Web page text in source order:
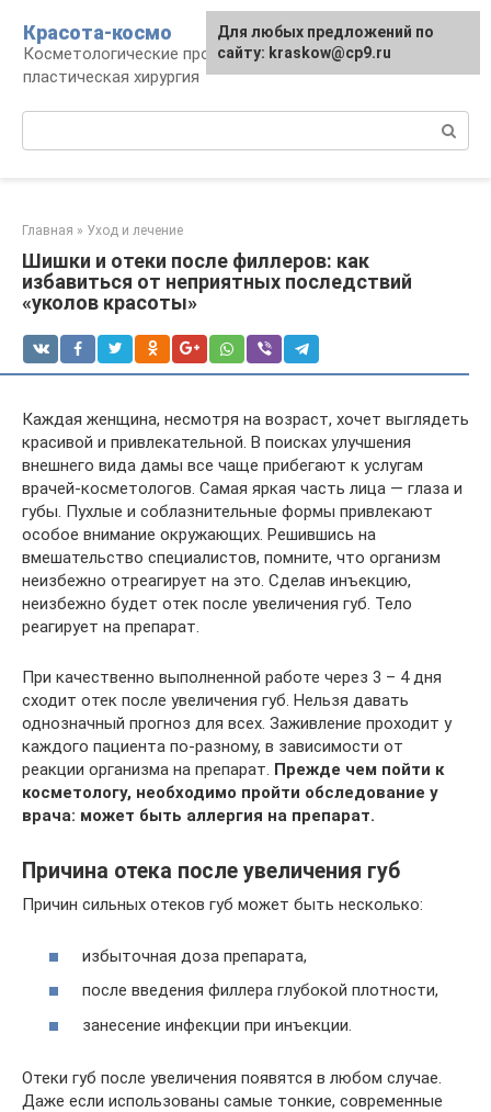
контенту
Красота-космо
Косметологические процедуры,
пластическая хирургия
Главная » Уход и лечение
Шишки и отеки после филлеров: как
избавиться от неприятных последствий
«уколов красоты»
Каждая женщина, несмотря на возраст, хочет выглядеть
красивой и привлекательной. В поисках улучшения
внешнего вида дамы все чаще прибегают к услугам
врачей-косметологов. Самая яркая часть лица — глаза и
губы. Пухлые и соблазнительные формы привлекают
особое внимание окружающих. Решившись на
вмешательство специалистов, помните, что организм
неизбежно отреагирует на это. Сделав инъекцию,
неизбежно будет отек после увеличения губ. Тело
реагирует на препарат.
При качественно выполненной работе через 3 – 4 дня
сходит отек после увеличения губ. Нельзя давать
однозначный прогноз для всех. Заживление проходит у
каждого пациента по-разному, в зависимости от
реакции организма на препарат. Прежде чем пойти к
косметологу, необходимо пройти обследование у
врача: может быть аллергия на препарат.
Причина отека после увеличения губ
Причин сильных отеков губ может быть несколько:
избыточная доза препарата,
после введения филлера глубокой плотности,
занесение инфекции при инъекции.
Отеки губ после увеличения появятся в любом случае.
Даже если использованы самые тонкие, современные
Для любых предложений по
сайту: kraskow@cp9.ru